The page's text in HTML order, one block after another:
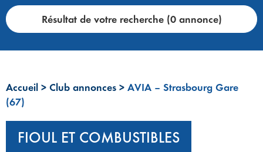
Résultat de votre recherche (0 annonce)
Accueil > Club annonces > AVIA – Strasbourg Gare
(67)
FIOUL ET COMBUSTIBLES